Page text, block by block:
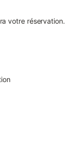
votre réservation.